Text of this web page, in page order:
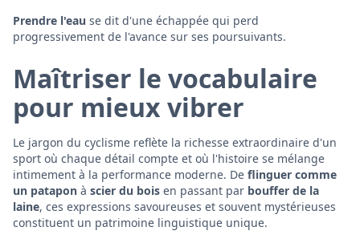
Prendre l'eau se dit d'une échappée qui perd
progressivement de l'avance sur ses poursuivants.
Maîtriser le vocabulaire
pour mieux vibrer
Le jargon du cyclisme reflète la richesse extraordinaire d'un
sport où chaque détail compte et où l'histoire se mélange
intimement à la performance moderne. De flinguer comme
un patapon à scier du bois en passant par bouffer de la
laine, ces expressions savoureuses et souvent mystérieuses
constituent un patrimoine linguistique unique.